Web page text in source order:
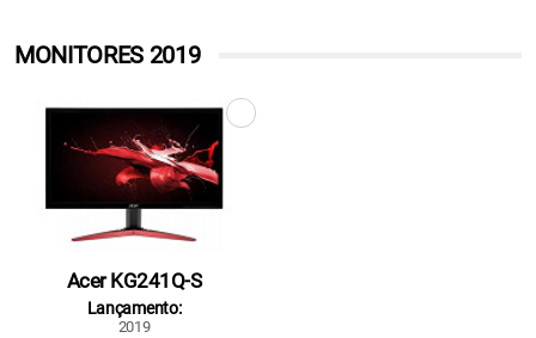
MONITORES 2019
Acer KG241Q-S
Lançamento:
2019